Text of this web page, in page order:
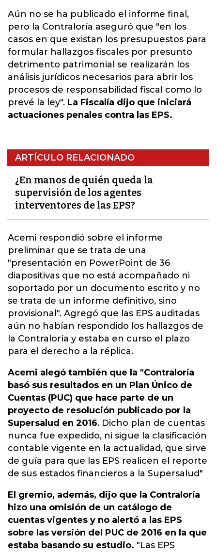
Aún no se ha publicado el informe final,
pero la Contraloría aseguró que "en los
casos en que existan los presupuestos para
formular hallazgos fiscales por presunto
detrimento patrimonial se realizarán los
análisis jurídicos necesarios para abrir los
procesos de responsabilidad fiscal como lo
prevé la ley". La Fiscalía dijo que iniciará
actuaciones penales contra las EPS.
ARTÍCULO RELACIONADO
¿En manos de quién queda la
supervisión de los agentes
interventores de las EPS?
Acemi respondió sobre el informe
preliminar que se trata de una
"presentación en PowerPoint de 36
diapositivas que no está acompañado ni
soportado por un documento escrito y no
se trata de un informe definitivo, sino
provisional". Agregó que las EPS auditadas
aún no habían respondido los hallazgos de
la Contraloría y estaba en curso el plazo
para el derecho a la réplica.
Acemi alegó también que la "Contraloría
basó sus resultados en un Plan Único de
Cuentas (PUC) que hace parte de un
proyecto de resolución publicado por la
Supersalud en 2016. Dicho plan de cuentas
nunca fue expedido, ni sigue la clasificación
contable vigente en la actualidad, que sirve
de guía para que las EPS realicen el reporte
de sus estados financieros a la Supersalud"
El gremio, además, dijo que la Contraloría
hizo una omisión de un catálogo de
cuentas vigentes y no alertó a las EPS
sobre las versión del PUC de 2016 en la que
estaba basando su estudio. "Las EPS